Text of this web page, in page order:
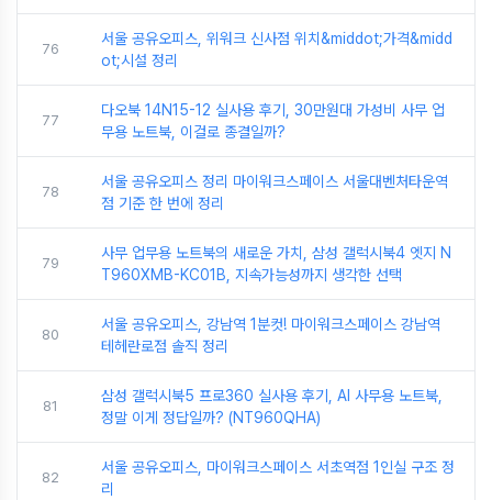
76
서울 공유오피스, 위워크 신사점 위치&middot;가격&midd
ot;시설 정리
77
다오북 14N15-12 실사용 후기, 30만원대 가성비 사무 업
무용 노트북, 이걸로 종결일까?
78
서울 공유오피스 정리 마이워크스페이스 서울대벤처타운역
점 기준 한 번에 정리
79
사무 업무용 노트북의 새로운 가치, 삼성 갤럭시북4 엣지 N
T960XMB-KC01B, 지속가능성까지 생각한 선택
80
서울 공유오피스, 강남역 1분컷! 마이워크스페이스 강남역
테헤란로점 솔직 정리
81
삼성 갤럭시북5 프로360 실사용 후기, AI 사무용 노트북,
정말 이게 정답일까? (NT960QHA)
82
서울 공유오피스, 마이워크스페이스 서초역점 1인실 구조 정
리